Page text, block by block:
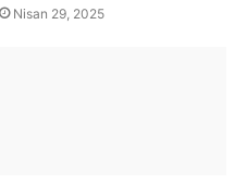
Nisan 29, 2025